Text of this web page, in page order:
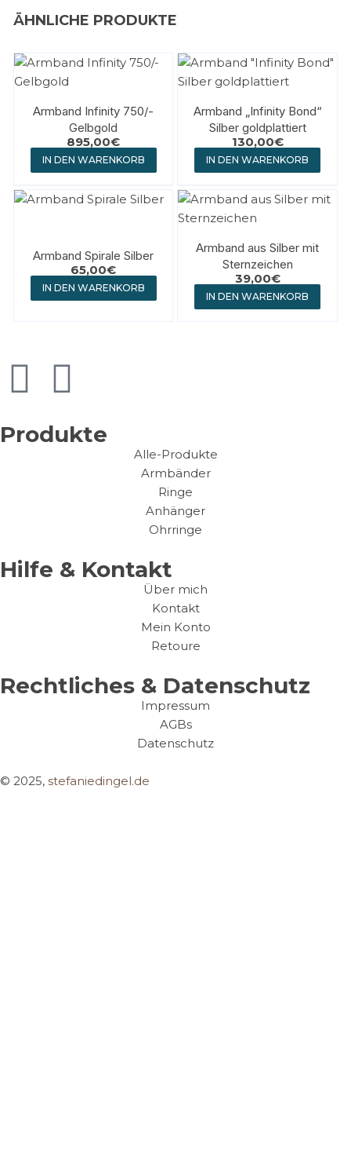
ÄHNLICHE PRODUKTE
Armband Infinity 750/-
Gelbgold
895,00€
IN DEN WARENKORB
Armband „Infinity Bond“
Silber goldplattiert
130,00€
IN DEN WARENKORB
Armband Spirale Silber
65,00€
IN DEN WARENKORB
Armband aus Silber mit
Sternzeichen
39,00€
IN DEN WARENKORB
Produkte
Alle-Produkte
Armbänder
Ringe
Anhänger
Ohrringe
Hilfe & Kontakt
Über mich
Kontakt
Mein Konto
Retoure
Rechtliches & Datenschutz
Impressum
AGBs
Datenschutz
© 2025, stefaniedingel.de